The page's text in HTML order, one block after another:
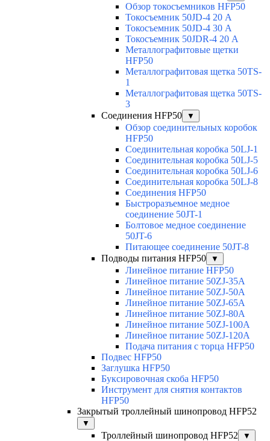
Обзор токосъемников HFP50
Токосъемник 50JD-4 20 А
Токосъемник 50JD-4 30 А
Токосъемник 50JDR-4 20 А
Металлографитовые щетки
HFP50
Металлографитовая щетка 50TS-
1
Металлографитовая щетка 50TS-
3
Соединения HFP50
▼
Обзор соединительных коробок
HFP50
Соединительная коробка 50LJ-1
Соединительная коробка 50LJ-5
Соединительная коробка 50LJ-6
Соединительная коробка 50LJ-8
Соединения HFP50
Быстроразъемное медное
соединение 50JT-1
Болтовое медное соединение
50JT-6
Питающее соединение 50JT-8
Подводы питания HFP50
▼
Линейное питание HFP50
Линейное питание 50ZJ-35A
Линейное питание 50ZJ-50A
Линейное питание 50ZJ-65A
Линейное питание 50ZJ-80A
Линейное питание 50ZJ-100A
Линейное питание 50ZJ-120A
Подача питания с торца HFP50
Подвес HFP50
Заглушка HFP50
Буксировочная скоба HFP50
Инструмент для снятия контактов
HFP50
Закрытый троллейный шинопровод HFP52
▼
Троллейный шинопровод HFP52 ▼